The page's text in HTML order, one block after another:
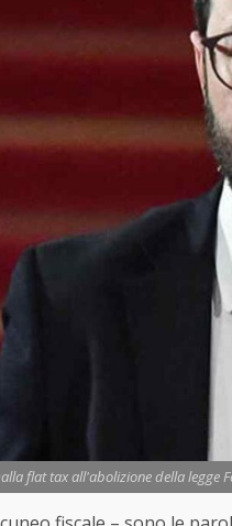
flat tax all'abolizione della legge